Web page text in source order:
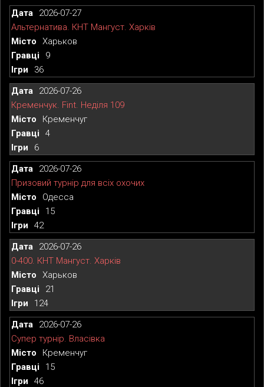
2026-07-27
Альтернатива. КНТ Мангуст. Харків
Харьков
9
36
2026-07-26
Кременчук. Fint. Неділя 109
Кременчуг
4
6
2026-07-26
Призовий турнір для всіх охочих
Одесса
15
42
2026-07-26
0-400. КНТ Мангуст. Харків
Харьков
21
124
2026-07-26
Супер турнір. Власівка
Кременчуг
15
46